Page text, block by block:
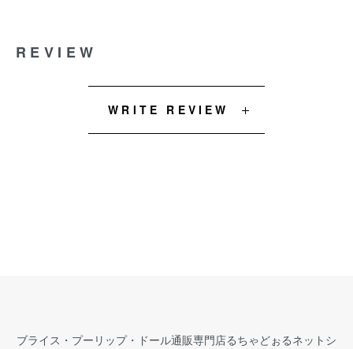
REVIEW
WRITE REVIEW
ブライス・プーリップ・ドール通販専門店るちゃどぉるネットシ